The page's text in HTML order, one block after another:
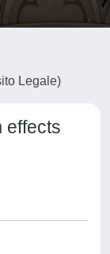
Legale)
effects